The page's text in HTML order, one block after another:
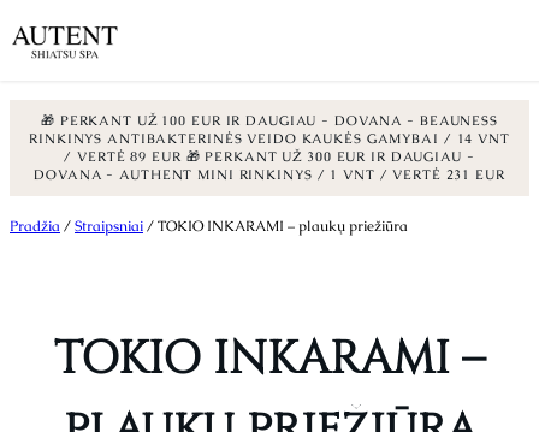
🎁 PERKANT UŽ 100 EUR IR DAUGIAU - DOVANA - BEAUNESS
RINKINYS ANTIBAKTERINĖS VEIDO KAUKĖS GAMYBAI / 14 VNT
/ VERTĖ 89 EUR 🎁 PERKANT UŽ 300 EUR IR DAUGIAU -
DOVANA - AUTHENT MINI RINKINYS / 1 VNT / VERTĖ 231 EUR
prie
Pradžia /Straipsniai/ TOKIO INKARAMI – plaukų priežiūra
TOKIO INKARAMI –